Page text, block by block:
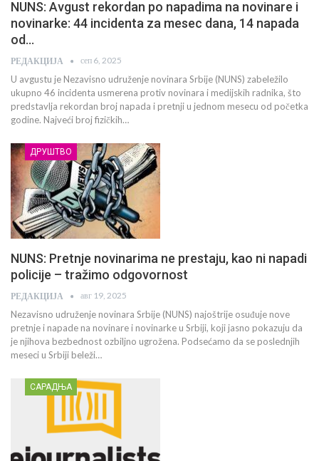
NUNS: Avgust rekordan po napadima na novinare i
novinarke: 44 incidenta za mesec dana, 14 napada
od…
РЕДАКЦИЈА сеп 6, 2025
U avgustu je Nezavisno udruženje novinara Srbije (NUNS) zabeležilo
ukupno 46 incidenta usmerena protiv novinara i medijskih radnika, što
predstavlja rekordan broj napada i pretnji u jednom mesecu od početka
godine. Najveći broj fizičkih…
ДРУШТВО
NUNS: Pretnje novinarima ne prestaju, kao ni napadi
policije – tražimo odgovornost
РЕДАКЦИЈА авг 19, 2025
Nezavisno udruženje novinara Srbije (NUNS) najoštrije osuđuje nove
pretnje i napade na novinare i novinarke u Srbiji, koji jasno pokazuju da
je njihova bezbednost ozbiljno ugrožena. Podsećamo da se poslednjih
meseci u Srbiji beleži…
САРАДЊА